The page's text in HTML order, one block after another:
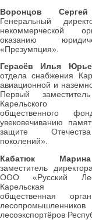
Воронцов
Генеральный
некоммерческой
оказанию
«Презумпция».
Герасёв Илья
отдела снабжения
авиационной и
Первый
Карельского
общественного
увековечиванию
защите
поколений».
Кабатюк
заместитель
ООО «Русский
Карельская
общественная
лесоэкспортёров